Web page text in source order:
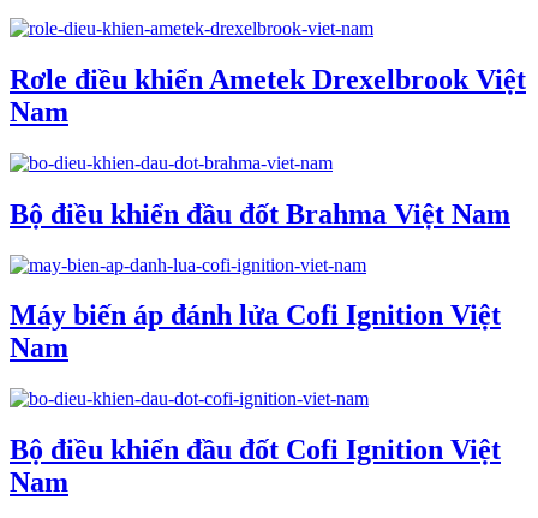
Rơle điều khiển Ametek Drexelbrook Việt
Nam
Bộ điều khiển đầu đốt Brahma Việt Nam
Máy biến áp đánh lửa Cofi Ignition Việt
Nam
Bộ điều khiển đầu đốt Cofi Ignition Việt
Nam